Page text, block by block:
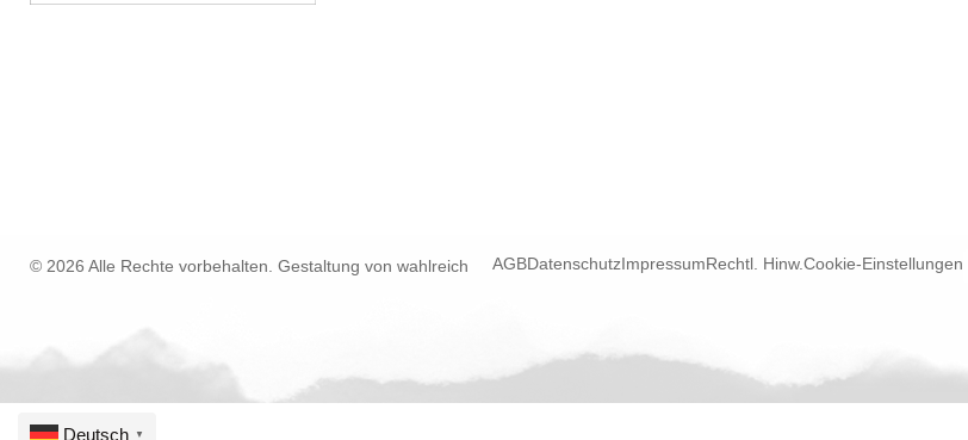
© 2026 Alle Rechte vorbehalten. Gestaltung von wahlreich AGBDatenschutzImpressumRechtl. Hinw.Cookie-Einstellungen
Deutsch ▼